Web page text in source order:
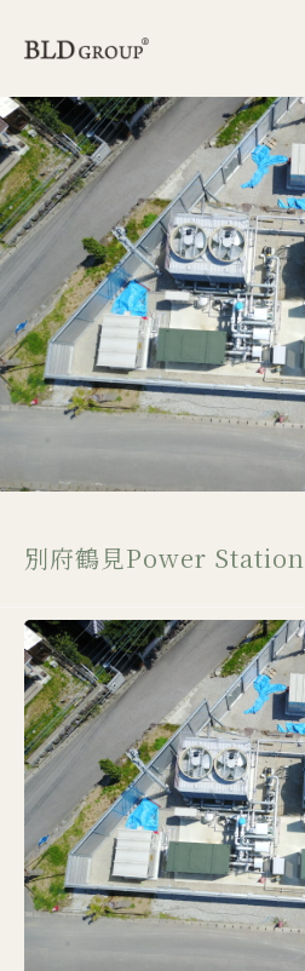
別府鶴見Power Station